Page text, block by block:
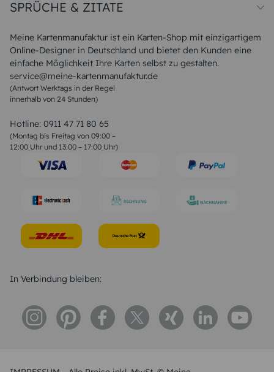
Meine Kartenmanufaktur ist ein Karten-Shop mit einzigartigem
Online-Designer in Deutschland und bietet den Kunden eine
einfache Möglichkeit Ihre Karten selbst zu gestalten.
service@meine-kartenmanufaktur.de
(Antwort Werktags in der Regel
innerhalb von 24 Stunden)
Hotline: 0911 47 71 80 65
(Montag bis Freitag von 09:00 –
12:00 Uhr und 13:00 – 17:00 Uhr)
Magazin
FAQ
Widerrufsbelehrung
SPRÜCHE & ZITATE
Liebeskummer Sprüche
Sommer Sprüche
Muttertagssprüche
Sprüche zur Hochzeit
Sprüche zur Konfirmation & Kommunion
Weihnachtsgedichte
Liebessprüche
Geburtstagssprüche
Trauersprüche
Konfirmation Glückwünsche
In Verbindung bleiben: